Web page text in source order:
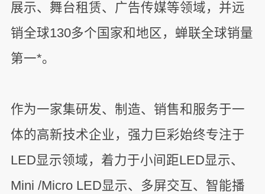
展示、舞台租赁、广告传媒等领域，并远
销全球130多个国家和地区，蝉联全球销量
第一*。
作为一家集研发、制造、销售和服务于一
体的高新技术企业，强力巨彩始终专注于
LED显示领域，着力于小间距LED显示、
Mini /Micro LED显示、多屏交互、智能播